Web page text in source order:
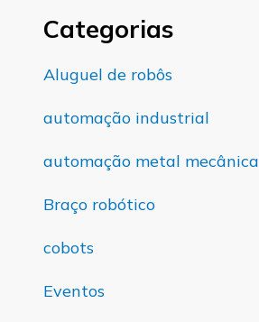
Categorias
Aluguel de robôs
automação industrial
automação metal mecânica
Braço robótico
cobots
Eventos